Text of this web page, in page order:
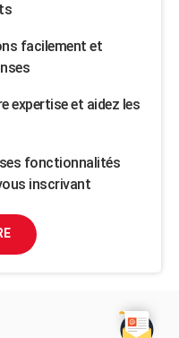
facilement et
expertise et aidez les
fonctionnalités
inscrivant